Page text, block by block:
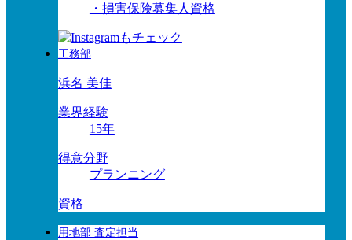
・損害保険募集人資格
工務部
浜名 美佳
業界経験
15年
得意分野
プランニング
資格
用地部 査定担当